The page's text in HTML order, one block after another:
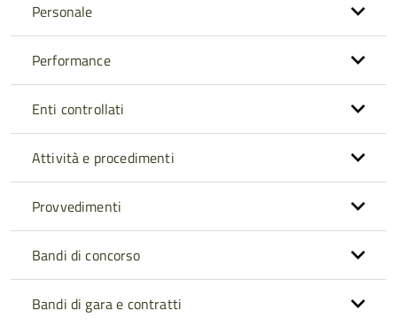
Personale
Performance
Enti controllati
Attività e procedimenti
Provvedimenti
Bandi di concorso
Bandi di gara e contratti